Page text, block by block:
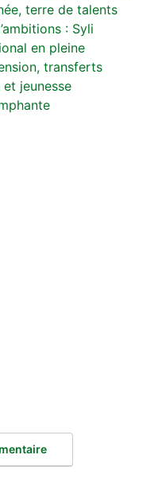
terre de talents
: Syli
en pleine
transferts
et jeunesse